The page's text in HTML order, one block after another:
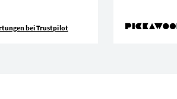
bei Trustpilot